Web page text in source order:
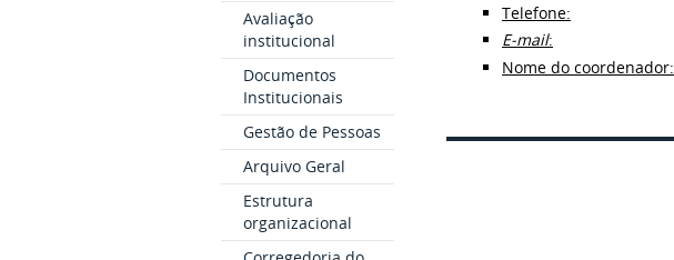
Avaliação
institucional
Documentos
Institucionais
Gestão de Pessoas
Arquivo Geral
Estrutura
organizacional
Telefone:
E-mail:
Nome do coordenador: